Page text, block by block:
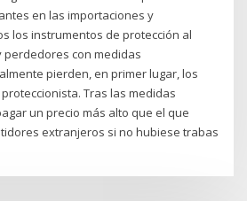
en las importaciones y
los instrumentos de protección al
perdedores con medidas
pierden, en primer lugar, los
Tras las medidas
un precio más alto que el que
extranjeros si no hubiese trabas